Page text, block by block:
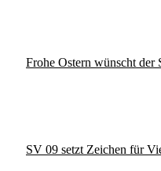
Frohe Ostern wünscht der
SV 09 setzt Zeichen für